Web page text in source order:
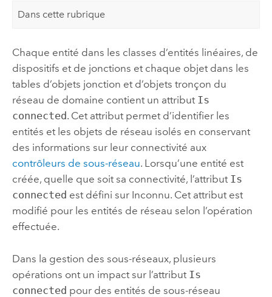
Dans cette rubrique
Chaque entité dans les classes d’entités linéaires, de
dispositifs et de jonctions et chaque objet dans les
tables d’objets jonction et d’objets tronçon du
réseau de domaine contient un attribut Is
connected . Cet attribut permet d’identifier les
entités et les objets de réseau isolés en conservant
des informations sur leur connectivité aux
contrôleurs de sous-réseau. Lorsqu’une entité est
créée, quelle que soit sa connectivité, l’attribut Is
connected est défini sur Inconnu. Cet attribut est
modifié pour les entités de réseau selon l’opération
effectuée.
Dans la gestion des sous-réseaux, plusieurs
opérations ont un impact sur l’attribut Is
connected pour des entités de sous-réseau